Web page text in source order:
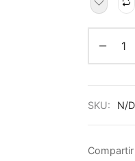
SKU: N/D
Compartir